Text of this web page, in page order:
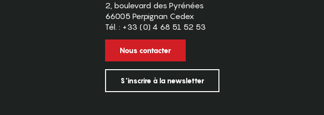
2, boulevard des Pyrénées
66005 Perpignan Cedex
Tél. : +33 (0) 4 68 51 52 53
Nous contacter
S'inscrire à la newsletter